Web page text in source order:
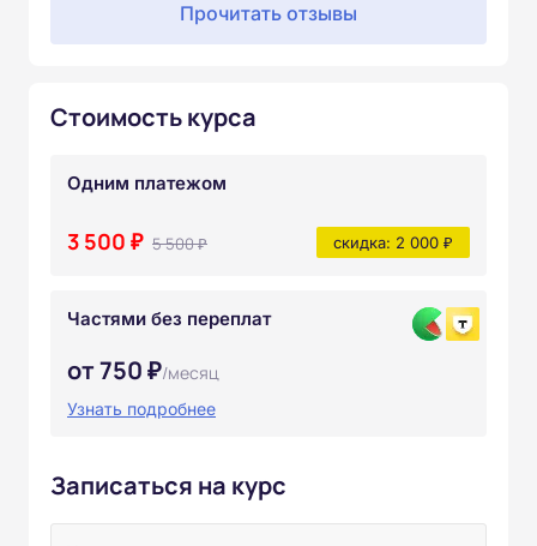
Прочитать отзывы
Стоимость курса
Одним платежом
3 500 ₽ 5 500 ₽ скидка: 2 000 ₽
Частями без переплат
от 750 ₽/месяц
Узнать подробнее
Записаться на курс